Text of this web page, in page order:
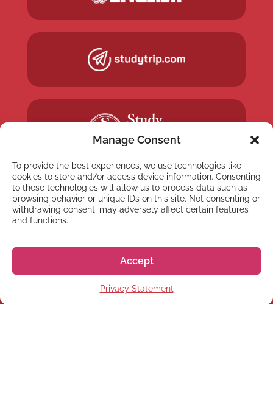
Manage Consent
To provide the best experiences, we use technologies like
cookies to store and/or access device information. Consenting
to these technologies will allow us to process data such as
browsing behavior or unique IDs on this site. Not consenting or
withdrawing consent, may adversely affect certain features
and functions.
Accept
Privacy Statement
Anmäl dig till vårt
nyhetsbrev